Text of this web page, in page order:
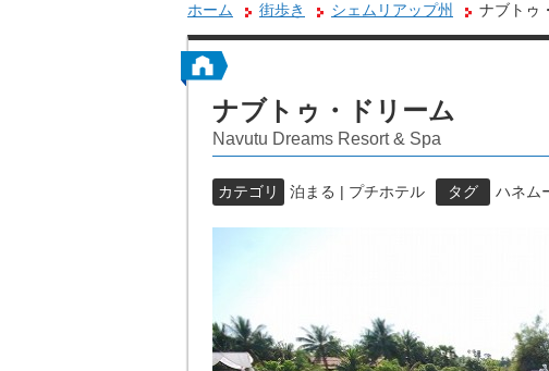
ホーム 街歩き シェムリアップ州 ナブトゥ
ナブトゥ・ドリーム
Navutu Dreams Resort & Spa
カテゴリ 泊まる | プチホテル タグ ハネム